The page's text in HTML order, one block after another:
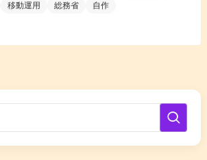
移動運用 総務省 自作